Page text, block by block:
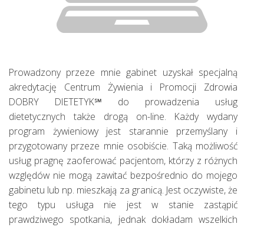
Prowadzony przeze mnie gabinet uzyskał specjalną
akredytację Centrum Żywienia i Promocji Zdrowia
DOBRY DIETETYK℠ do prowadzenia usług
dietetycznych także drogą on-line. Każdy wydany
program żywieniowy jest starannie przemyślany i
przygotowany przeze mnie osobiście. Taką możliwość
usług pragnę zaoferować pacjentom, którzy z różnych
względów nie mogą zawitać bezpośrednio do mojego
gabinetu lub np. mieszkają za granicą. Jest oczywiste, że
tego typu usługa nie jest w stanie zastąpić
prawdziwego spotkania, jednak dokładam wszelkich